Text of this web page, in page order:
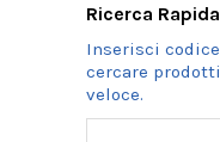
Ricerca Rapida